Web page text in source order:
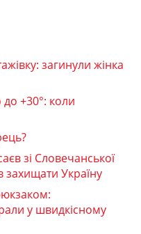
загинули жінка
+30°: коли
зі Словечанської
Україну
у швидкісному